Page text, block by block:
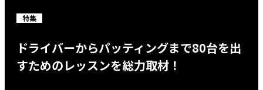
特集
ドライバーからパッティングまで80台を出
すためのレッスンを総力取材！